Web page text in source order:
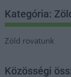
Kategória:
Zöld rovatunk
Közösségi